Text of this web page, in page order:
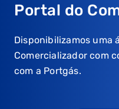
Portal do
Disponibilizamos uma
Comercializador com
com a Portgás.